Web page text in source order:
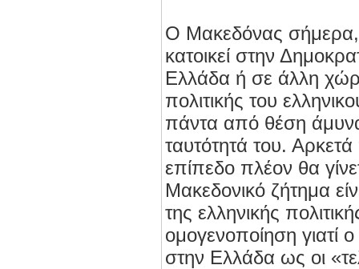
Ο Μακεδόνας σήμερα,
κατοικεί στην
Ελλάδα ή σε άλλη χώρα
πολιτικής του
πάντα από θέση
ταυτότητά του.
επίπεδο πλέον θα
Μακεδονικό ζήτημα
της ελληνικής
ομογενοποίηση γιατί
στην Ελλάδα ως οι